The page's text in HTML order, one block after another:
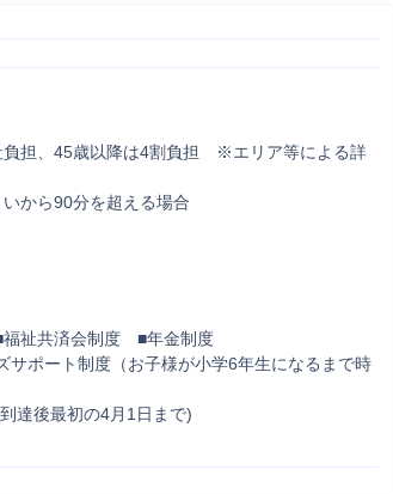
担、45歳以降は4割負担　※エリア等による詳
いから90分を超える場合
祉共済会制度　■年金制度
サポート制度（お子様が小学6年生になるまで時
達後最初の4月1日まで)